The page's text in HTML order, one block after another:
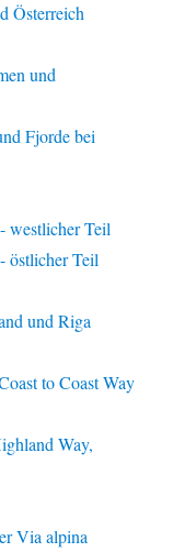
Österreich
und
Fjorde bei
westlicher Teil
östlicher Teil
und Riga
to Coast Way
Way,
Via alpina